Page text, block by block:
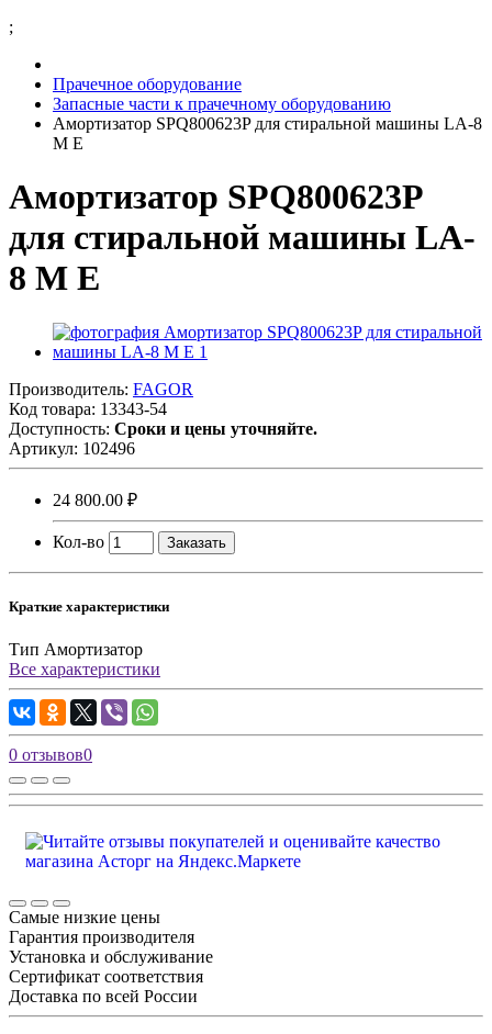
;
Прачечное оборудование
Запасные части к прачечному оборудованию
Амортизатор SPQ800623P для стиральной машины LA-8
М Е
Амортизатор SPQ800623P
для стиральной машины LA-
8 М Е
Производитель: FAGOR
Код товара: 13343-54
Доступность: Сроки и цены уточняйте.
Артикул: 102496
24 800.00 ₽
Кол-во Заказать
Краткие характеристики
Тип Амортизатор
Все характеристики
0 отзывов0
Самые низкие цены
Гарантия производителя
Установка и обслуживание
Сертификат соответствия
Доставка по всей России